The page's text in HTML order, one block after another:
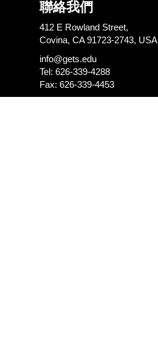
聯絡我們
412 E Rowland Street,
Covina, CA 91723-2743, USA
info@gets.edu
Tel: 626-339-4288
Fax: 626-339-4453